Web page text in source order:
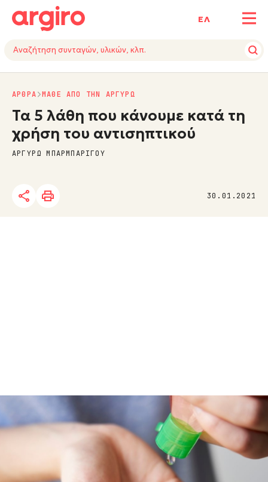
ΕΛ
30.01.2021
ΑΡΘΡΑ ΜΑΘΕ ΑΠΟ ΤΗΝ ΑΡΓΥΡΩ
Τα 5 λάθη που κάνουμε κατά τη
χρήση του αντισηπτικού
ΑΡΓΥΡΩ ΜΠΑΡΜΠΑΡΙΓΟΥ
Το 2020 ήταν η χρονιά που άλλαξαν πολλές
συνήθειες μας. Η πανδημία του Covid 19 και η
καραντίνα (και η πρώτη και η δεύτερη) μας
συνόδευσαν καθ’ όλη τη διάρκεια του έτους και κάτι